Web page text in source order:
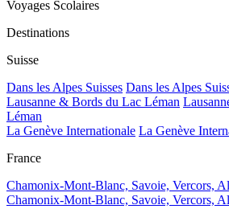
Voyages Scolaires
Destinations
Suisse
Dans les Alpes Suisses Dans les Alpes
Lausanne & Bords du Lac Léman
Léman
La Genève Internationale La Genève
France
Chamonix-Mont-Blanc, Savoie, Vercors,
Chamonix-Mont-Blanc, Savoie, Vercors,